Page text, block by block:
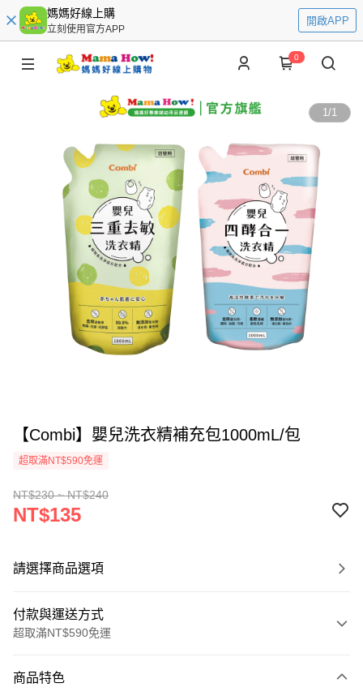
媽媽好線上購
立刻使用官方APP
開啟APP
0
1/1
【Combi】嬰兒洗衣精補充包1000mL/包
超取滿NT$590免運
NT$230 ~ NT$240
NT$135
請選擇商品選項
付款與運送方式
超取滿NT$590免運
信用卡一次付款
商品特色